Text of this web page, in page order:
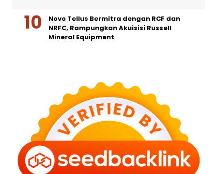
Novo Tellus Bermitra dengan RCF dan
NRFC, Rampungkan Akuisisi Russell
Mineral Equipment